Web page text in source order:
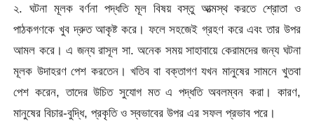
২. ঘটনা মূলক বর্ণনা পদ্ধতি মূল বিষয় বস্তু আত্মস্থ করতে শ্রোতা ও
পাঠকগণকে খুব দ্রুত আকৃষ্ট করে। ফলে সহজেই গ্রহণ করে এবং তার উপর
আমল করে। এ জন্য রাসূল সা. অনেক সময় সাহাবায়ে কেরামদের জন্য ঘটনা
মূলক উদাহরণ পেশ করতেন। খতিব বা বক্তাগণ যখন মানুষের সামনে খুতবা
পেশ করেন, তাদের উচিত সুযোগ মত এ পদ্ধতি অবলম্বন করা। কারণ,
মানুষের বিচার-বুদ্ধি, প্রকৃতি ও স্বভাবের উপর এর সফল প্রভাব পরে।